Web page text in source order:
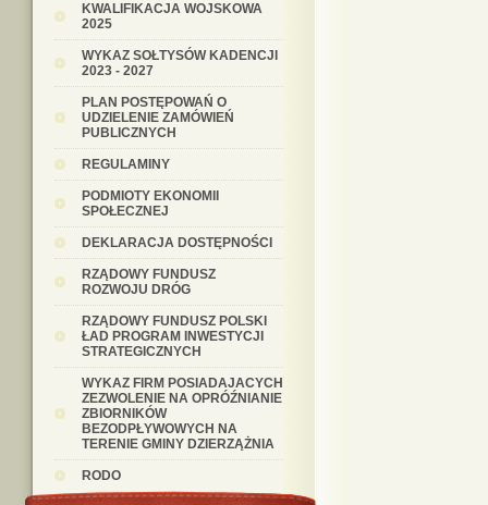
KWALIFIKACJA WOJSKOWA
2025
WYKAZ SOŁTYSÓW KADENCJI
2023 - 2027
PLAN POSTĘPOWAŃ O
UDZIELENIE ZAMÓWIEŃ
PUBLICZNYCH
REGULAMINY
PODMIOTY EKONOMII
SPOŁECZNEJ
DEKLARACJA DOSTĘPNOŚCI
RZĄDOWY FUNDUSZ
ROZWOJU DRÓG
RZĄDOWY FUNDUSZ POLSKI
ŁAD PROGRAM INWESTYCJI
STRATEGICZNYCH
WYKAZ FIRM POSIADAJACYCH
ZEZWOLENIE NA OPRÓŹNIANIE
ZBIORNIKÓW
BEZODPŁYWOWYCH NA
TERENIE GMINY DZIERZĄŻNIA
RODO